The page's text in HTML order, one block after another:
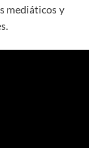
mediáticos y